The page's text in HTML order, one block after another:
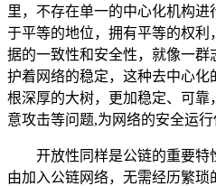
里，不存在单一的中心化机构
于平等的地位，拥有平等的权
据的一致性和安全性，就像一
护着网络的稳定，这种去中心
根深厚的大树，更加稳定、可
意攻击等问题,为网络的安全运行
开放性同样是公链的重要特
由加入公链网络，无需经历繁琐